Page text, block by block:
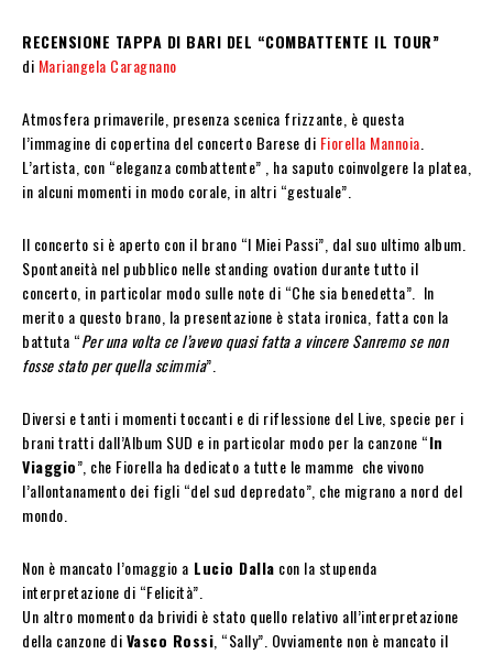
RECENSIONE TAPPA DI BARI DEL “COMBATTENTE IL TOUR”
di Mariangela Caragnano
Atmosfera primaverile, presenza scenica frizzante, è questa
l’immagine di copertina del concerto Barese di Fiorella Mannoia
L’artista, con “eleganza combattente” , ha saputo coinvolgere la platea,
in alcuni momenti in modo corale, in altri “gestuale”.
Il concerto si è aperto con il brano “I Miei Passi”, dal suo ultimo album.
Spontaneità nel pubblico nelle standing ovation durante tutto il
concerto, in particolar modo sulle note di “Che sia benedetta”. In
merito a questo brano, la presentazione è stata ironica, fatta con la
battuta “Per una volta ce l’avevo quasi fatta a vincere Sanremo se non
fosse stato per quella scimmia”.
Diversi e tanti i momenti toccanti e di riflessione del Live, specie per i
brani tratti dall’Album SUD e in particolar modo per la canzone “In
Viaggio”, che Fiorella ha dedicato a tutte le mamme che vivono
l’allontanamento dei figli “del sud depredato”, che migrano a nord del
mondo.
Non è mancato l’omaggio a Lucio Dalla con la stupenda
interpretazione di “Felicità”.
Un altro momento da brividi è stato quello relativo all’interpretazione
della canzone diVasco Rossi , “Sally”. Ovviamente non è mancato il